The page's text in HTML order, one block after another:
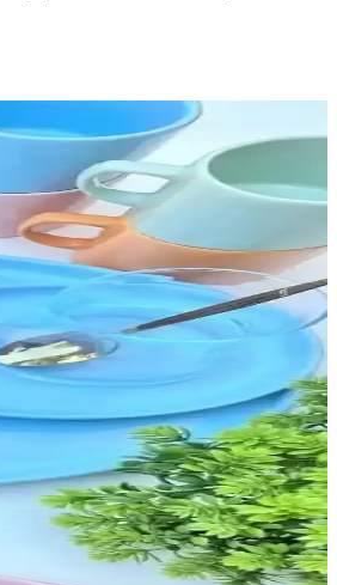
ürünler tercih edilmelidir.
geliştirin.
sunar.